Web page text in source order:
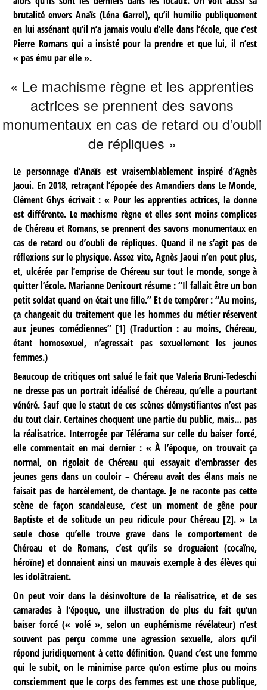
brutalité envers Anaïs (Léna Garrel), qu’il humilie publiquement
en lui assénant qu’il n’a jamais voulu d’elle dans l’école, que c’est
Pierre Romans qui a insisté pour la prendre et que lui, il n’est
« pas ému par elle ».
« Le machisme règne et les apprenties
actrices se prennent des savons
monumentaux en cas de retard ou d’oubli
de répliques »
Le personnage d’Anaïs est vraisemblablement inspiré d’Agnès
Jaoui. En 2018, retraçant l’épopée des Amandiers dans Le Monde,
Clément Ghys écrivait : « Pour les apprenties actrices, la donne
est différente. Le machisme règne et elles sont moins complices
de Chéreau et Romans, se prennent des savons monumentaux en
cas de retard ou d’oubli de répliques. Quand il ne s’agit pas de
réflexions sur le physique. Assez vite, Agnès Jaoui n’en peut plus,
et, ulcérée par l’emprise de Chéreau sur tout le monde, songe à
quitter l’école. Marianne Denicourt résume : “Il fallait être un bon
petit soldat quand on était une fille.” Et de tempérer : “Au moins,
ça changeait du traitement que les hommes du métier réservent
aux jeunes comédiennes”[1] (Traduction : au moins, Chéreau,
étant homosexuel, n’agressait pas sexuellement les jeunes
femmes.)
Beaucoup de critiques ont salué le fait que Valeria Bruni-Tedeschi
ne dresse pas un portrait idéalisé de Chéreau, qu’elle a pourtant
vénéré. Sauf que le statut de ces scènes démystifiantes n’est pas
du tout clair. Certaines choquent une partie du public, mais… pas
la réalisatrice. Interrogée par Télérama sur celle du baiser forcé,
elle commentait en mai dernier : « À l’époque, on trouvait ça
normal, on rigolait de Chéreau qui essayait d’embrasser des
jeunes gens dans un couloir – Chéreau avait des élans mais ne
faisait pas de harcèlement, de chantage. Je ne raconte pas cette
scène de façon scandaleuse, c’est un moment de gêne pour
Baptiste et de solitude un peu ridicule pour Chéreau[2]. » La
seule chose qu’elle trouve grave dans le comportement de
Chéreau et de Romans, c’est qu’ils se droguaient (cocaïne,
héroïne) et donnaient ainsi un mauvais exemple à des élèves qui
les idolâtraient.
On peut voir dans la désinvolture de la réalisatrice, et de ses
camarades à l’époque, une illustration de plus du fait qu’un
baiser forcé (« volé », selon un euphémisme révélateur) n’est
souvent pas perçu comme une agression sexuelle, alors qu’il
répond juridiquement à cette définition. Quand c’est une femme
qui le subit, on le minimise parce qu’on estime plus ou moins
consciemment que le corps des femmes est une chose publique,